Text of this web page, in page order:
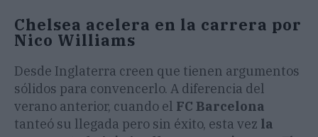
Chelsea acelera en la carrera por
Nico Williams
Desde Inglaterra creen que tienen argumentos
sólidos para convencerlo. A diferencia del
verano anterior, cuando el FC Barcelona
tanteó su llegada pero sin éxito, esta vez la